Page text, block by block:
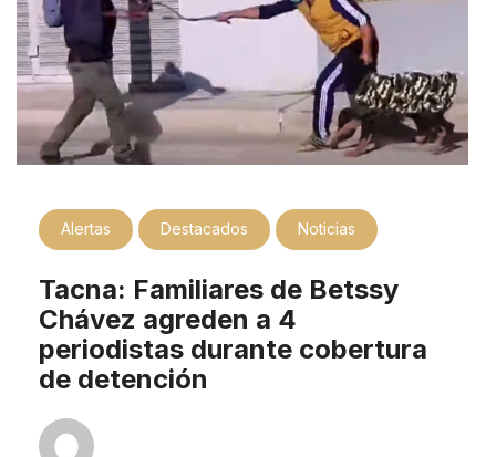
Alertas Destacados Noticias
Tacna: Familiares de Betssy
Chávez agreden a 4
periodistas durante cobertura
de detención